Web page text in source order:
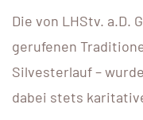
Die von LHStv. a.D.
gerufenen
Silvesterlauf –
dabei stets